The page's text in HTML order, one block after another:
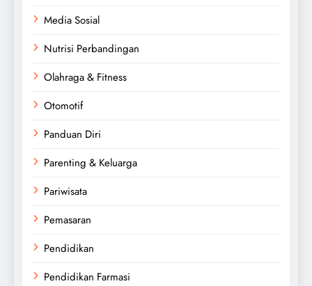
Media Sosial
Nutrisi Perbandingan
Olahraga & Fitness
Otomotif
Panduan Diri
Parenting & Keluarga
Pariwisata
Pemasaran
Pendidikan
Pendidikan Farmasi